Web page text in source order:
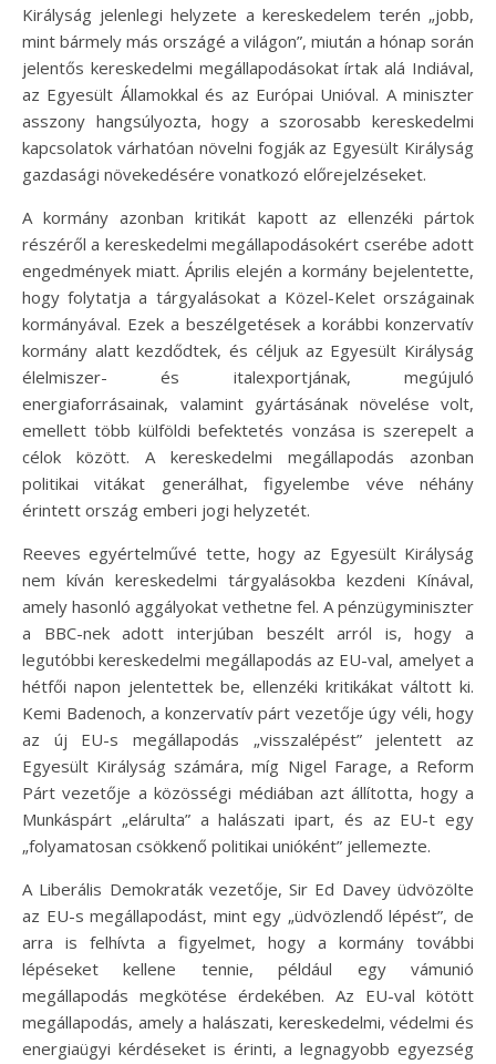
Királyság jelenlegi helyzete a kereskedelem terén „jobb,
mint bármely más országé a világon”, miután a hónap során
jelentős kereskedelmi megállapodásokat írtak alá Indiával,
az Egyesült Államokkal és az Európai Unióval. A miniszter
asszony hangsúlyozta, hogy a szorosabb kereskedelmi
kapcsolatok várhatóan növelni fogják az Egyesült Királyság
gazdasági növekedésére vonatkozó előrejelzéseket.
A kormány azonban kritikát kapott az ellenzéki pártok
részéről a kereskedelmi megállapodásokért cserébe adott
engedmények miatt. Április elején a kormány bejelentette,
hogy folytatja a tárgyalásokat a Közel-Kelet országainak
kormányával. Ezek a beszélgetések a korábbi konzervatív
kormány alatt kezdődtek, és céljuk az Egyesült Királyság
élelmiszer- és italexportjának, megújuló
energiaforrásainak, valamint gyártásának növelése volt,
emellett több külföldi befektetés vonzása is szerepelt a
célok között. A kereskedelmi megállapodás azonban
politikai vitákat generálhat, figyelembe véve néhány
érintett ország emberi jogi helyzetét.
Reeves egyértelművé tette, hogy az Egyesült Királyság
nem kíván kereskedelmi tárgyalásokba kezdeni Kínával,
amely hasonló aggályokat vethetne fel. A pénzügyminiszter
a BBC-nek adott interjúban beszélt arról is, hogy a
legutóbbi kereskedelmi megállapodás az EU-val, amelyet a
hétfői napon jelentettek be, ellenzéki kritikákat váltott ki.
Kemi Badenoch, a konzervatív párt vezetője úgy véli, hogy
az új EU-s megállapodás „visszalépést” jelentett az
Egyesült Királyság számára, míg Nigel Farage, a Reform
Párt vezetője a közösségi médiában azt állította, hogy a
Munkáspárt „elárulta” a halászati ipart, és az EU-t egy
„folyamatosan csökkenő politikai unióként” jellemezte.
A Liberális Demokraták vezetője, Sir Ed Davey üdvözölte
az EU-s megállapodást, mint egy „üdvözlendő lépést”, de
arra is felhívta a figyelmet, hogy a kormány további
lépéseket kellene tennie, például egy vámunió
megállapodás megkötése érdekében. Az EU-val kötött
megállapodás, amely a halászati, kereskedelmi, védelmi és
energiaügyi kérdéseket is érinti, a legnagyobb egyezség